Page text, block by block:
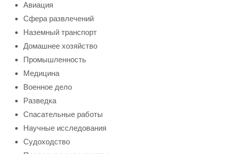
Авиация
Сфера развлечений
Наземный транспорт
Домашнее хозяйство
Промышленность
Медицина
Военное дело
Разведка
Спасательные работы
Научные исследования
Судоходство